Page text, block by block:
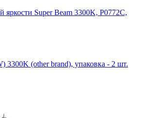
Super Beam 3300K, P0772C,
3300K (other brand), упаковка - 2 шт.